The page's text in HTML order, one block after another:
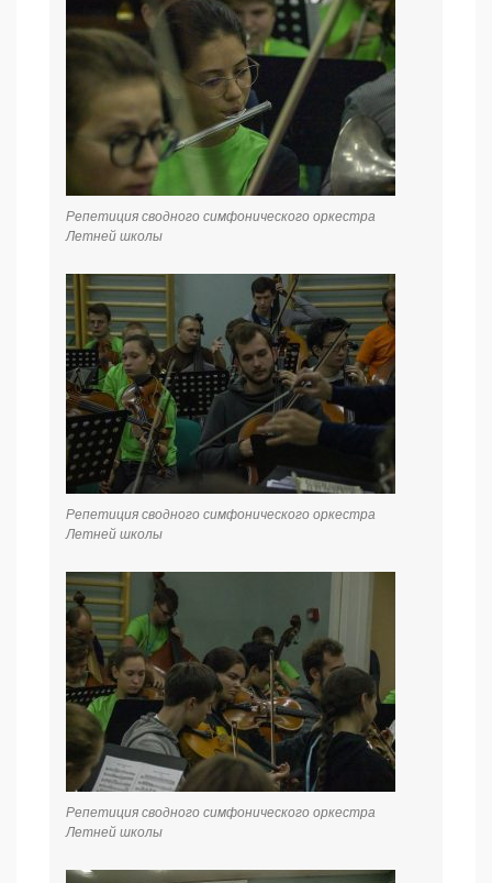
Репетиция сводного симфонического оркестра
Летней школы
Репетиция сводного симфонического оркестра
Летней школы
Репетиция сводного симфонического оркестра
Летней школы